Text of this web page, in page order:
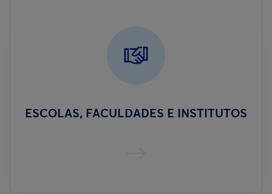
ESCOLAS, FACULDADES E INSTITUTOS